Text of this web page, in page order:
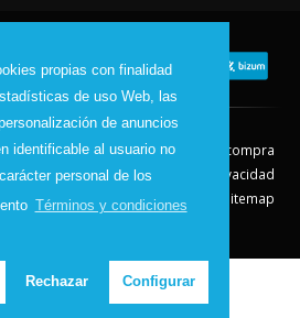
propias con finalidad
de uso Web, las
de anuncios
identificable al usuario no
personal de los
Términos y condiciones
Rechazar Configurar
Aviso Legal
Condiciones de compra
de devolución
Política de Privacidad
Política de Cookies
Sitemap